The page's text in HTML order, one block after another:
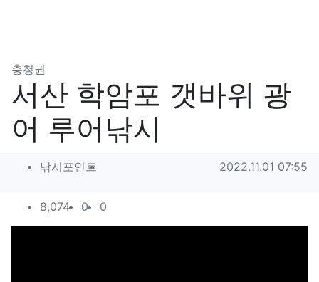
충청권
서산 학암포 갯바위 광
어 루어낚시
작성자 정보
낚시포인트 작성일
2022.11.01 07:55
컨텐츠 정보
8,074조회
0추천
0